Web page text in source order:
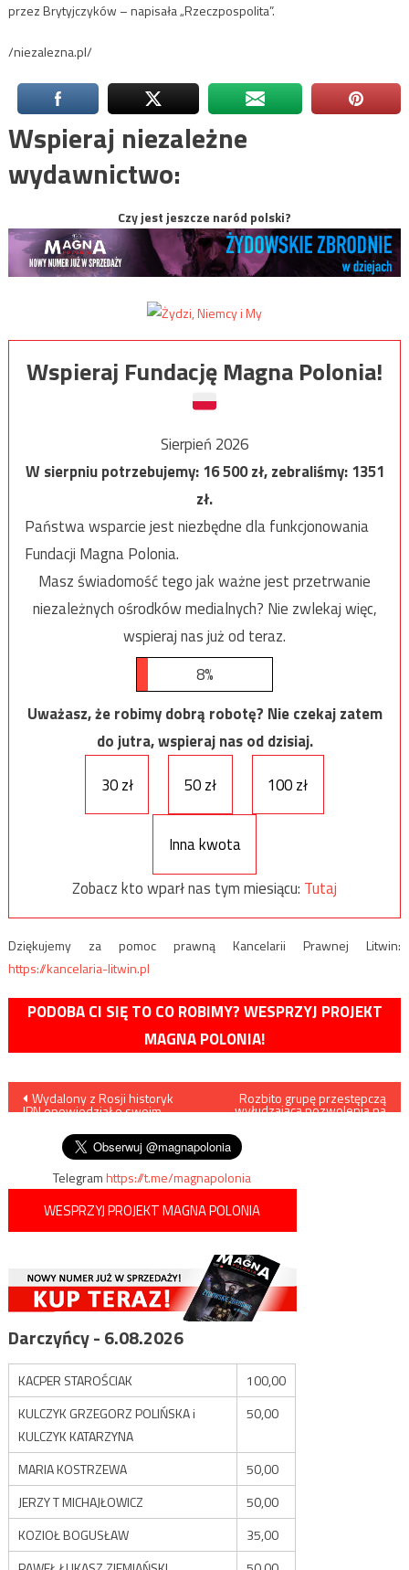
przez Brytyjczyków – napisała „Rzeczpospolita”.
/niezalezna.pl/
Wspieraj niezależne
wydawnictwo:
Czy jest jeszcze naród polski?
Wspieraj Fundację Magna Polonia!
Sierpień 2026
W sierpniu potrzebujemy:16 500zł, zebraliśmy:1351
zł.
Państwa wsparcie jest niezbędne dla funkcjonowania
Fundacji Magna Polonia.
Masz świadomość tego jak ważne jest przetrwanie
niezależnych ośrodków medialnych? Nie zwlekaj więc,
wspieraj nas już od teraz.
8%
Uważasz, że robimy dobrą robotę? Nie czekaj zatem
do jutra, wspieraj nas od dzisiaj.
30 zł
50 zł 100 zł
Inna kwota
Zobacz kto wparł nas tym miesiącu: Tutaj
Dziękujemy za pomoc prawną Kancelarii Prawnej Litwin:
https://kancelaria-litwin.pl
PODOBA CI SIĘ TO CO ROBIMY? WESPRZYJ PROJEKT
MAGNA POLONIA!
Nawigacja
wpisu
Wydalony z Rosji historyk
IPN opowiedział o swoim
Rozbito grupę przestępczą
wyłudzającą pozwolenia na
Telegramhttps://t.me/magnapolonia
WESPRZYJ PROJEKT MAGNA POLONIA
Darczyńcy - 6.08.2026
KACPER STAROŚCIAK
100,00
KULCZYK GRZEGORZ POLIŃSKA i
KULCZYK KATARZYNA
50,00
MARIA KOSTRZEWA
50,00
JERZY T MICHAJŁOWICZ
50,00
KOZIOŁ BOGUSŁAW
35,00